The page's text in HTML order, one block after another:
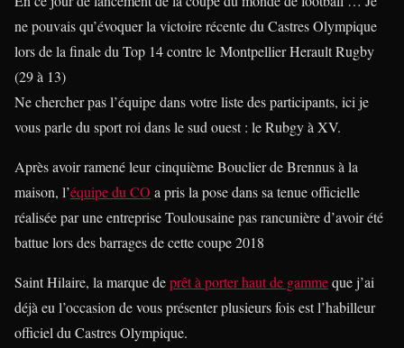
ne pouvais qu’évoquer la victoire récente du Castres Olympique
lors de la finale du Top 14 contre le Montpellier Herault Rugby
(29 à 13)
Ne chercher pas l’équipe dans votre liste des participants, ici je
vous parle du sport roi dans le sud ouest : le Rubgy à XV.
Après avoir ramené leur cinquième Bouclier de Brennus à la
maison, l’équipe du CO a pris la pose dans sa tenue officielle
réalisée par une entreprise Toulousaine pas rancunière d’avoir été
battue lors des barrages de cette coupe 2018
Saint Hilaire, la marque deprêt à porter haut de gammeque j’ai
déjà eu l’occasion de vous présenter plusieurs fois est l’habilleur
officiel du Castres Olympique.